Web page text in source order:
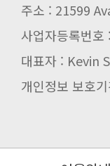
주소 : 21599
사업자등록번
대표자 : Kevin
개인정보 보호